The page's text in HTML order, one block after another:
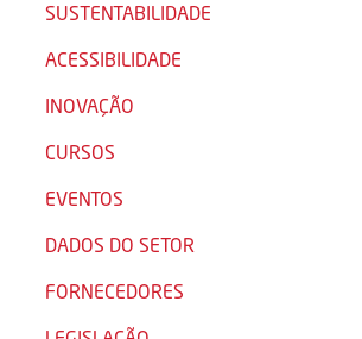
SUSTENTABILIDADE
ACESSIBILIDADE
INOVAÇÃO
CURSOS
EVENTOS
DADOS DO SETOR
FORNECEDORES